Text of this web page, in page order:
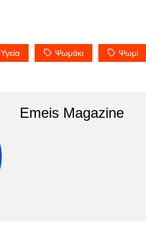
Υγεία Ψωμάκι Ψωμί
Emeis Magazine